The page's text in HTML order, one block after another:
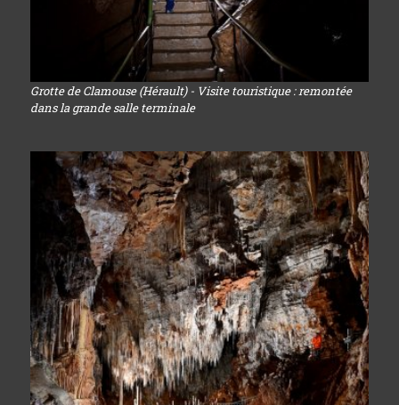
Grotte de Clamouse (Hérault) - Visite touristique : remontée
dans la grande salle terminale